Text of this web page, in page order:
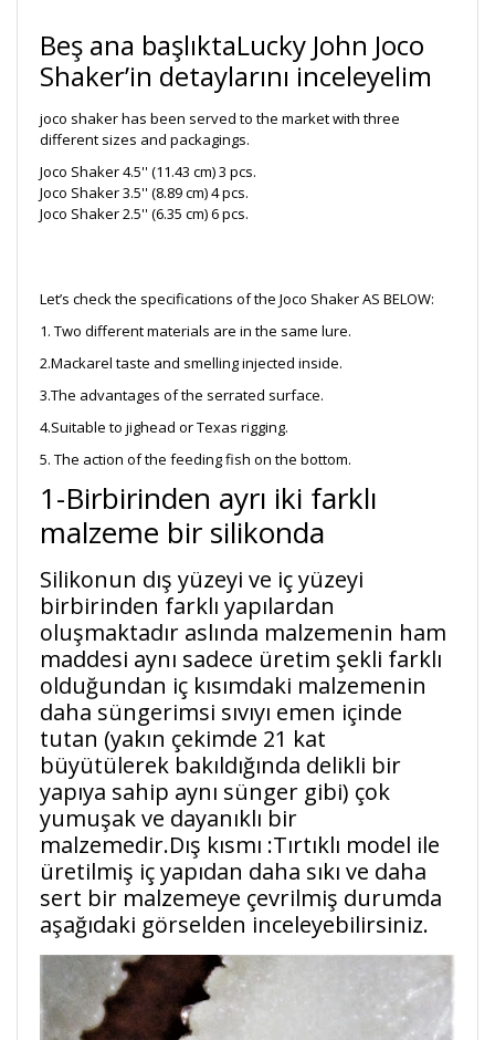
Beş ana başlıktaLucky John Joco
Shaker’in detaylarını inceleyelim
joco shaker has been served to the market with three
different sizes and packagings.
Joco Shaker 4.5'' (11.43 cm) 3 pcs.
Joco Shaker 3.5'' (8.89 cm) 4 pcs.
Joco Shaker 2.5'' (6.35 cm) 6 pcs.
Let’s check the specifications of the Joco Shaker AS BELOW:
1. Two different materials are in the same lure.
2.Mackarel taste and smelling injected inside.
3.The advantages of the serrated surface.
4.Suitable to jighead or Texas rigging.
5. The action of the feeding fish on the bottom.
1-Birbirinden ayrı iki farklı
malzeme bir silikonda
Silikonun dış yüzeyi ve iç yüzeyi
birbirinden farklı yapılardan
oluşmaktadır aslında malzemenin ham
maddesi aynı sadece üretim şekli farklı
olduğundan iç kısımdaki malzemenin
daha süngerimsi sıvıyı emen içinde
tutan (yakın çekimde 21 kat
büyütülerek bakıldığında delikli bir
yapıya sahip aynı sünger gibi) çok
yumuşak ve dayanıklı bir
malzemedir.Dış kısmı :Tırtıklı model ile
üretilmiş iç yapıdan daha sıkı ve daha
sert bir malzemeye çevrilmiş durumda
aşağıdaki görselden inceleyebilirsiniz.